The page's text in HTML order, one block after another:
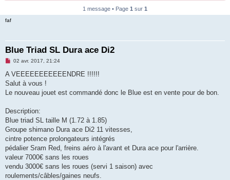
1 message • Page 1 sur 1
faf
Blue Triad SL Dura ace Di2
M
s
a
g
o
l
u
02 avr. 2017, 21:24
A VEEEEEEEEEEENDRE !!!!!!
Salut à vous !
Le nouveau jouet est commandé donc le Blue est en vente pour de bon.
Description:
Blue triad SL taille M (1.72 à 1.85)
Groupe shimano Dura ace Di2 11 vitesses,
cintre potence prolongateurs intégrés
pédalier Sram Red, freins aéro à l'avant et Dura ace pour l'arrière.
valeur 7000€ sans les roues
vendu 3000€ sans les roues (servi 1 saison) avec
roulements/câbles/gaines neufs.